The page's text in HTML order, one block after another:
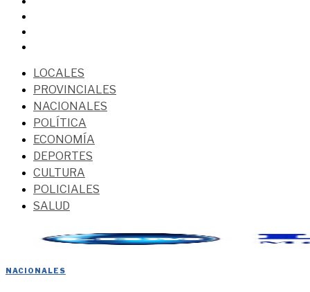
LOCALES
PROVINCIALES
NACIONALES
POLÍTICA
ECONOMÍA
DEPORTES
CULTURA
POLICIALES
SALUD
NACIONALES